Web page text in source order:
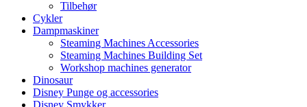
Tilbehør
Cykler
Dampmaskiner
Steaming Machines Accessories
Steaming Machines Building Set
Workshop machines generator
Dinosaur
Disney Punge og accessories
Disney Smykker